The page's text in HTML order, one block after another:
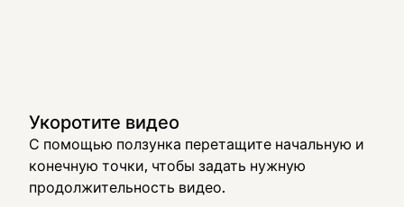
Укоротите видео
С помощью ползунка перетащите начальную и
конечную точки, чтобы задать нужную
продолжительность видео.